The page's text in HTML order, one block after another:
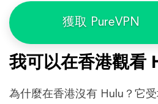
獲取 PureVPN
我可以在香港觀看
為什麼在香港沒有 Hulu？它